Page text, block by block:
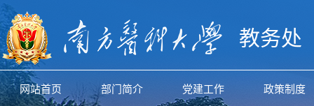
教务处
网站首页 部门简介 党建工作 政策制度